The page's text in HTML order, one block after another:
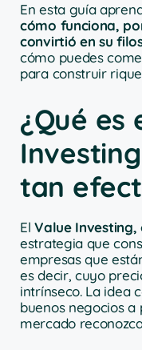
En esta guía
cómo funciona,
convirtió en su
cómo puedes
para construir
¿Qué es
tan
ElValue
estrategia que
empresas que
es decir, cuyo
intrínseco. La idea
buenos negocios a
mercado